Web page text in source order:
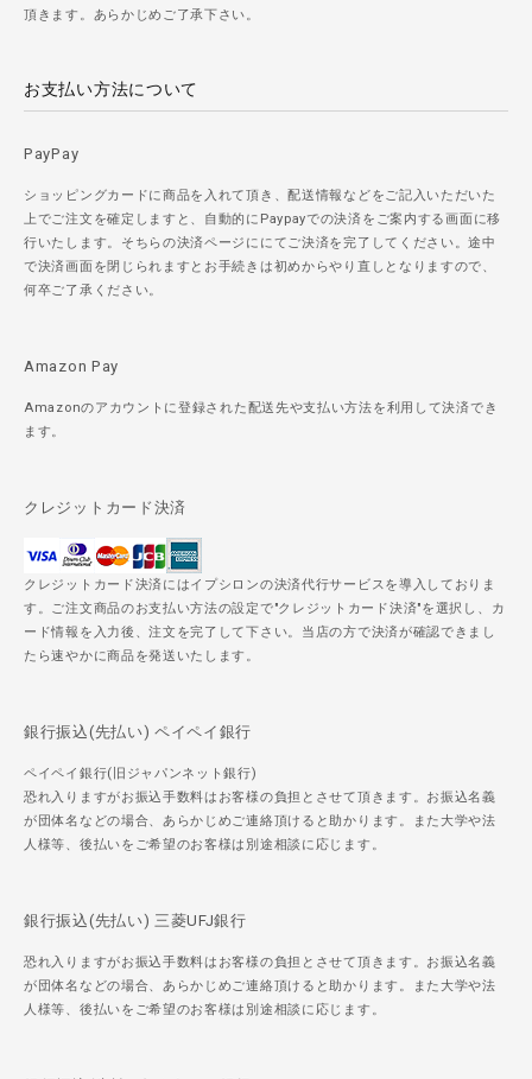
頂きます。あらかじめご了承下さい。
お支払い方法について
PayPay
ショッピングカードに商品を入れて頂き、配送情報などをご記入いただいた
上でご注文を確定しますと、自動的にPaypayでの決済をご案内する画面に移
行いたします。そちらの決済ページににてご決済を完了してください。途中
で決済画面を閉じられますとお手続きは初めからやり直しとなりますので、
何卒ご了承ください。
Amazon Pay
Amazonのアカウントに登録された配送先や支払い方法を利用して決済でき
ます。
クレジットカード決済
クレジットカード決済にはイプシロンの決済代行サービスを導入しておりま
す。ご注文商品のお支払い方法の設定で"クレジットカード決済"を選択し、カ
ード情報を入力後、注文を完了して下さい。当店の方で決済が確認できまし
たら速やかに商品を発送いたします。
銀行振込(先払い) ペイペイ銀行
ペイペイ銀行(旧ジャパンネット銀行)
恐れ入りますがお振込手数料はお客様の負担とさせて頂きます。お振込名義
が団体名などの場合、あらかじめご連絡頂けると助かります。また大学や法
人様等、後払いをご希望のお客様は別途相談に応じます。
銀行振込(先払い) 三菱UFJ銀行
恐れ入りますがお振込手数料はお客様の負担とさせて頂きます。お振込名義
が団体名などの場合、あらかじめご連絡頂けると助かります。また大学や法
人様等、後払いをご希望のお客様は別途相談に応じます。